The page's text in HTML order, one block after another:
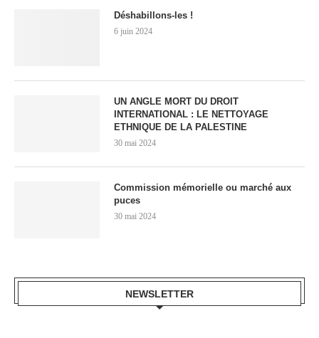
Déshabillons-les !
6 juin 2024
UN ANGLE MORT DU DROIT
INTERNATIONAL : LE NETTOYAGE
ETHNIQUE DE LA PALESTINE
30 mai 2024
Commission mémorielle ou marché aux
puces
30 mai 2024
NEWSLETTER